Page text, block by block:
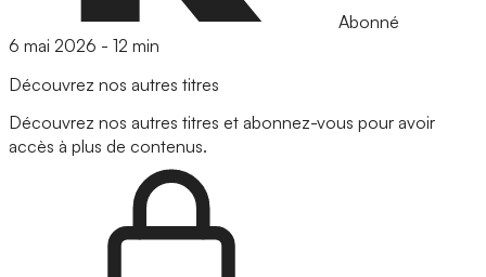
Abonné
6 mai 2026 - 12 min
Découvrez nos autres titres
Découvrez nos autres titres et abonnez-vous pour avoir
accès à plus de contenus.